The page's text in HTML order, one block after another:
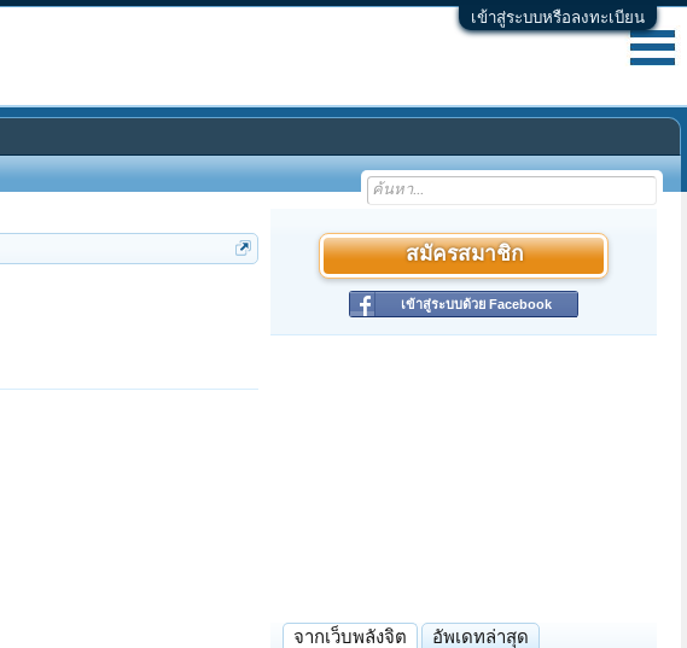
เข้าสู่ระบบหรือลงทะเบียน
สมัครสมาชิก
เข้าสู่ระบบด้วย Facebook
จากเว็บพลังจิต อัพเดทล่าสุด